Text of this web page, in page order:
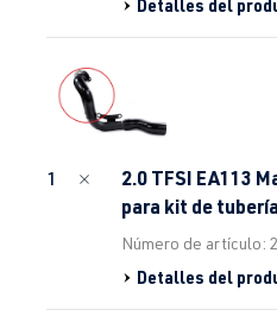
Detalles del
1
2.0 TFSI EA113
para kit de
Número de artículo:
Detalles del